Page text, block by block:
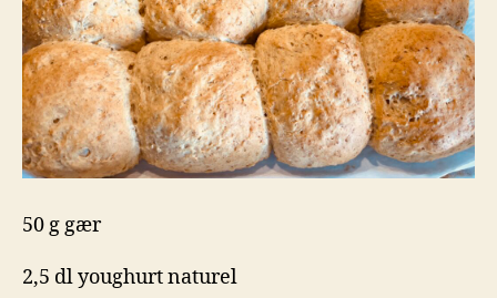
50 g gær
2,5 dl youghurt naturel